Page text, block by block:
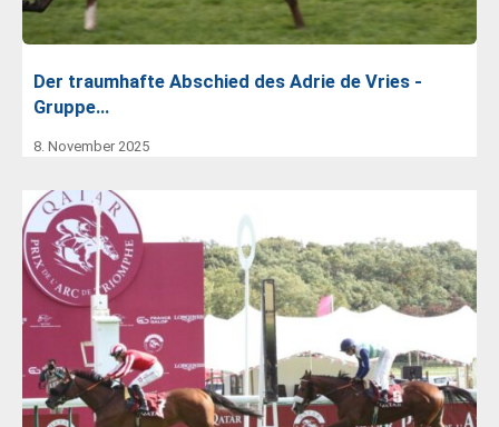
Der traumhafte Abschied des Adrie de Vries -
Gruppe…
8. November 2025